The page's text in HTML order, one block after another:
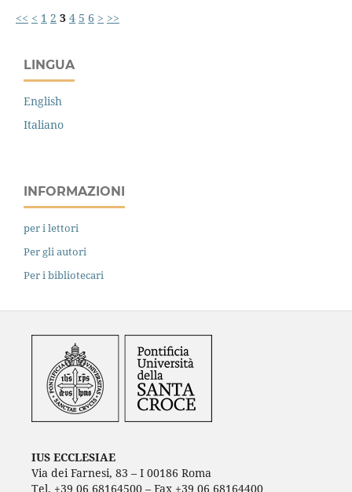
<< < 1 2 3 4 5 6 > >>
LINGUA
English
Italiano
INFORMAZIONI
per i lettori
Per gli autori
Per i bibliotecari
IUS ECCLESIAE
Via dei Farnesi, 83 – I 00186 Roma
Tel. +39 06 68164500 – Fax +39 06 68164400